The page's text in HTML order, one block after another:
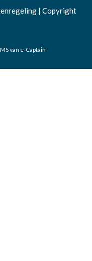
| Copyright
van e-Captain